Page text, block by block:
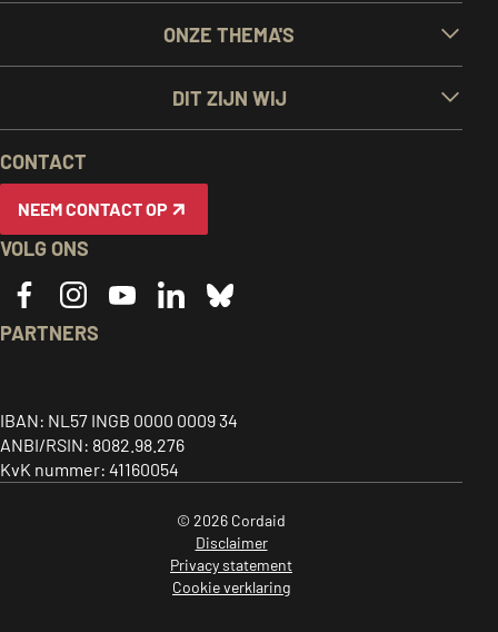
BELANGRIJKE
LINKS
EN
INFORMATIE
ONZE THEMA'S
DIT ZIJN WIJ
CONTACT
NEEM CONTACT OP
VOLG ONS
PARTNERS
link
to
home
logo,
link
to
link
to
home
for
global
justice
IBAN: NL57 INGB 0000 0009 34
ANBI/RSIN: 8082.98.276
KvK nummer: 41160054
© 2026 Cordaid
Disclaimer
Privacy statement
Cookie verklaring